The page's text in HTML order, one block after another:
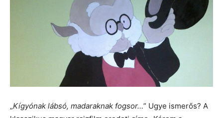
„Kígyónak lábsó, madaraknak fogsor…” Ugye ismerős? A